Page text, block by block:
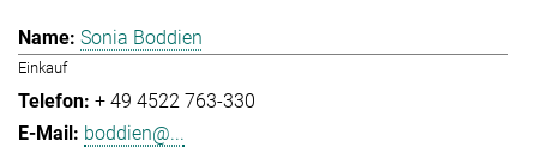
Sonia Boddien
Einkauf
+ 49 4522 763-330
boddien@...